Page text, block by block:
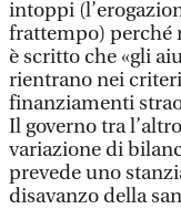
intoppi
frattempo) perché
è scritto che «gli
rientrano nei
finanziamenti
Il governo tra
variazione di
prevede uno
disavanzo della